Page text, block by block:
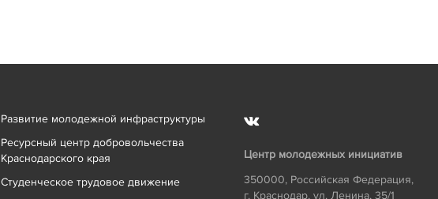
Развитие молодежной инфраструктуры
Ресурсный центр добровольчества
Краснодарского края
Студенческое трудовое движение
Центр молодежных инициатив
350000, Российская Федерация,
г. Краснодар, ул. Ленина, 35/1